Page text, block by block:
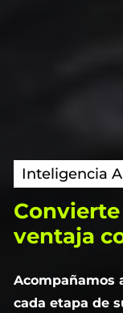
Inteligencia
Convierte
ventaja
Acompañamos
cada etapa de